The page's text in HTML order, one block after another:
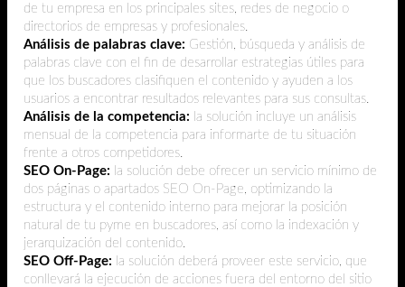
de tu empresa en los principales sites, redes de negocio o
directorios de empresas y profesionales.
Análisis de palabras clave: Gestión, búsqueda y análisis de
palabras clave con el fin de desarrollar estrategias útiles para
que los buscadores clasifiquen el contenido y ayuden a los
usuarios a encontrar resultados relevantes para sus consultas.
Análisis de la competencia: la solución incluye un análisis
mensual de la competencia para informarte de tu situación
frente a otros competidores.
SEO On-Page: la solución debe ofrecer un servicio mínimo de
dos páginas o apartados SEO On-Page, optimizando la
estructura y el contenido interno para mejorar la posición
natural de tu pyme en buscadores, así como la indexación y
jerarquización del contenido.
SEO Off-Page: la solución deberá proveer este servicio, que
conllevará la ejecución de acciones fuera del entorno del sitio